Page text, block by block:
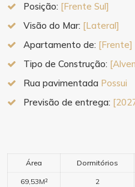
Posição: [Frente Sul]
Visão do Mar: [Lateral]
Apartamento de: [Frente]
Tipo de Construção:
Rua pavimentada Possui
Previsão de entrega:
Área Dormitórios
69,53M² 2